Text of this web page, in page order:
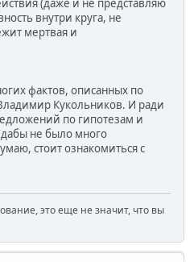
(даже и не представляю
внутри круга, не
мертвая и
фактов, описанных по
Кукольников. И ради
по гипотезам и
не было много
стоит ознакомиться с
это еще не значит, что вы